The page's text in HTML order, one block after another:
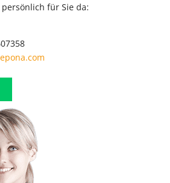
für Sie da: